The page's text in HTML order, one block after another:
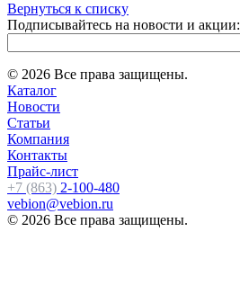
Вернуться к списку
Подписывайтесь на новости и акции:
© 2026 Все права защищены.
Каталог
Новости
Статьи
Компания
Контакты
Прайс-лист
+7 (863) 2-100-480
vebion@vebion.ru
© 2026 Все права защищены.